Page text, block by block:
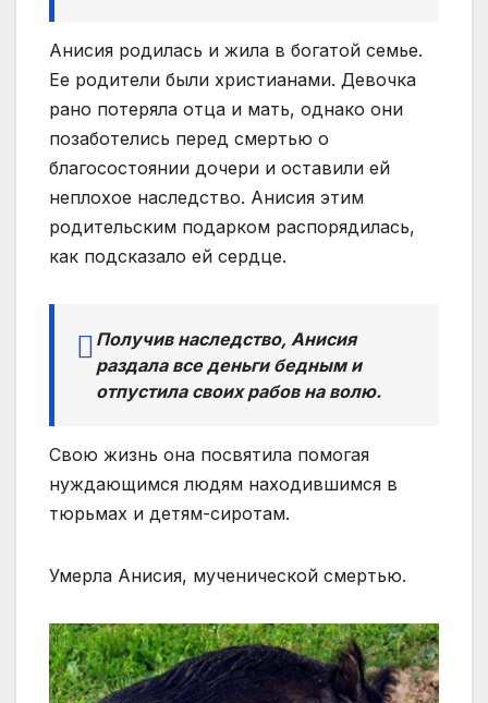
Анисия родилась и жила в богатой семье.
Ее родители были христианами. Девочка
рано потеряла отца и мать, однако они
позаботелись перед смертью о
благосостоянии дочери и оставили ей
неплохое наследство. Анисия этим
родительским подарком распорядилась,
как подсказало ей сердце.
Получив наследство, Анисия
раздала все деньги бедным и
отпустила своих рабов на волю.
Свою жизнь она посвятила помогая
нуждающимся людям находившимся в
тюрьмах и детям-сиротам.
Умерла Анисия, мученической смертью.